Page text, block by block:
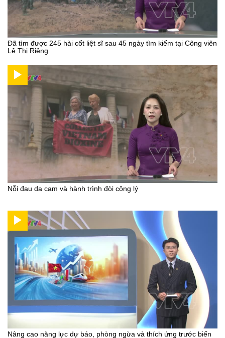
Đã tìm được 245 hài cốt liệt sĩ sau 45 ngày tìm kiếm tại Công viên
Lê Thị Riêng
Nỗi đau da cam và hành trình đòi công lý
Nâng cao năng lực dự báo, phòng ngừa và thích ứng trước biến